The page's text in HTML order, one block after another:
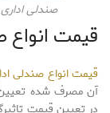
صندلی
قیمت انواع
قیمت انواع صندلی
آن مصرف شده